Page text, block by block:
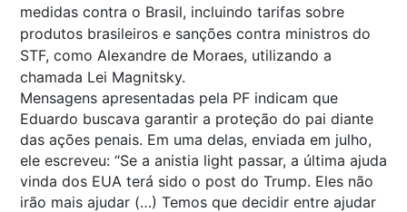
medidas contra o Brasil, incluindo tarifas sobre
produtos brasileiros e sanções contra ministros do
STF, como Alexandre de Moraes, utilizando a
chamada Lei Magnitsky.
Mensagens apresentadas pela PF indicam que
Eduardo buscava garantir a proteção do pai diante
das ações penais. Em uma delas, enviada em julho,
ele escreveu: “Se a anistia light passar, a última ajuda
vinda dos EUA terá sido o post do Trump. Eles não
irão mais ajudar (…) Temos que decidir entre ajudar